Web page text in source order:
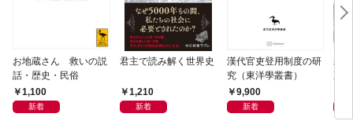
お地蔵さん 救いの説
話・歴史・民俗
1,100
新着
君主で読み解く世界史
1,210
新着
漢代官吏登用制度の研
究（東洋學叢書）
9,900
新着
親
直